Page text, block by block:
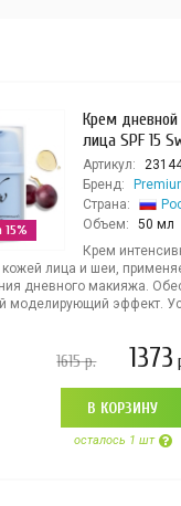
15%
Крем
лица SPF 15
Артикул:
Бренд:
Страна:
Объем:
50 мл
Крем
лица и шеи,
дневного макияжа.
моделирующий эффект.
1615р. 1373
В КОРЗИНУ
осталось 1 шт